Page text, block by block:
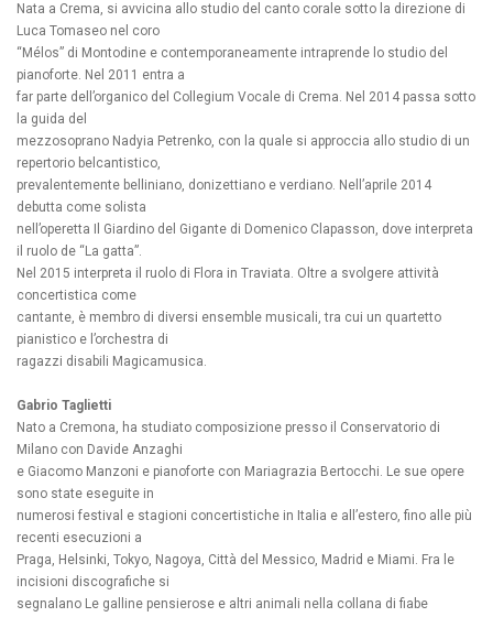
Nata a Crema, si avvicina allo studio del canto corale sotto la direzione di
Luca Tomaseo nel coro
“Mélos” di Montodine e contemporaneamente intraprende lo studio del
pianoforte. Nel 2011 entra a
far parte dell’organico del Collegium Vocale di Crema. Nel 2014 passa sotto
la guida del
mezzosoprano Nadyia Petrenko, con la quale si approccia allo studio di un
repertorio belcantistico,
prevalentemente belliniano, donizettiano e verdiano. Nell’aprile 2014
debutta come solista
nell’operetta Il Giardino del Gigante di Domenico Clapasson, dove interpreta
il ruolo de “La gatta”.
Nel 2015 interpreta il ruolo di Flora in Traviata. Oltre a svolgere attività
concertistica come
cantante, è membro di diversi ensemble musicali, tra cui un quartetto
pianistico e l’orchestra di
ragazzi disabili Magicamusica.
Gabrio Taglietti
Nato a Cremona, ha studiato composizione presso il Conservatorio di
Milano con Davide Anzaghi
e Giacomo Manzoni e pianoforte con Mariagrazia Bertocchi. Le sue opere
sono state eseguite in
numerosi festival e stagioni concertistiche in Italia e all’estero, fino alle più
recenti esecuzioni a
Praga, Helsinki, Tokyo, Nagoya, Città del Messico, Madrid e Miami. Fra le
incisioni discografiche si
segnalano Le galline pensierose e altri animali nella collana di fiabe